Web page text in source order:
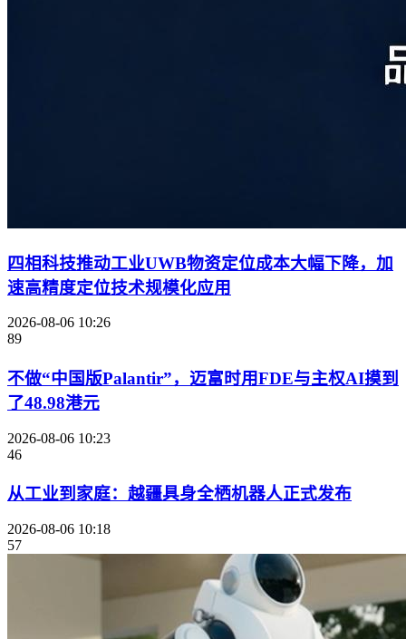
四相科技推动工业UWB物资定位成本大幅下降，加
速高精度定位技术规模化应用
2026-08-06 10:26
89
不做“中国版Palantir”，迈富时用FDE与主权AI摸到
了48.98港元
2026-08-06 10:23
46
从工业到家庭：越疆具身全栖机器人正式发布
2026-08-06 10:18
57